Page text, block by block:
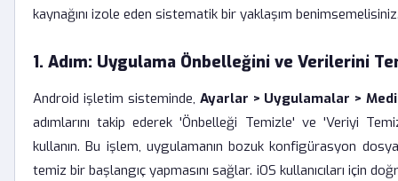
kaynağını izole eden sistematik bir yaklaşım
1. Adım: Uygulama Önbelleğini ve Verilerini
Android işletim sisteminde, Ayarlar > Uygulamalar >
adımlarını takip ederek 'Önbelleği Temizle' ve 'Veriyi
kullanın. Bu işlem, uygulamanın bozuk konfigürasyon
temiz bir başlangıç yapmasını sağlar. iOS kullanıcıları için